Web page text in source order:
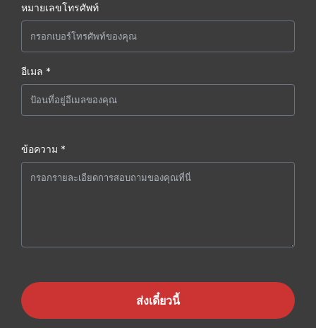
หมายเลขโทรศัพท์
อีเมล *
ข้อความ *
ส่งเดี๋ยวนี้